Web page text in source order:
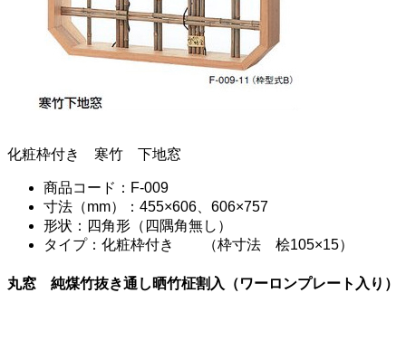
化粧枠付き 寒竹 下地窓
商品コード：F-009
寸法（mm）：455×606、606×757
形状：四角形（四隅角無し）
タイプ：化粧枠付き （枠寸法 桧105×15）
丸窓 純煤竹抜き通し晒竹柾割入（ワーロンプレート入り）